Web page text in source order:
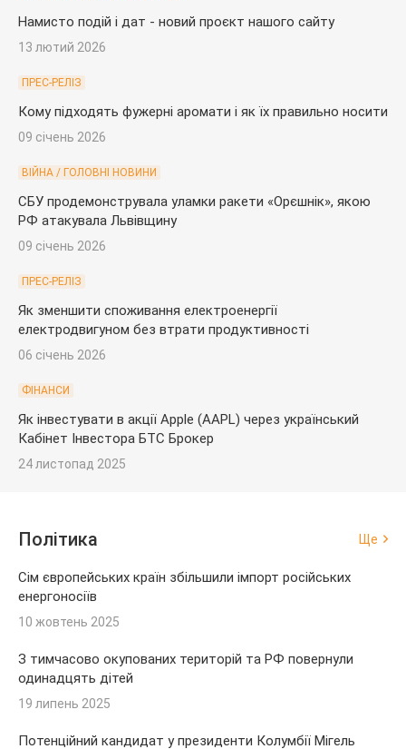
Намисто подій і дат - новий проєкт нашого сайту
13 лютий 2026
ПРЕС-РЕЛІЗ
Кому підходять фужерні аромати і як їх правильно носити
09 січень 2026
ВІЙНА / ГОЛОВНІ НОВИНИ
СБУ продемонструвала уламки ракети «Орєшнік», якою
РФ атакувала Львівщину
09 січень 2026
ПРЕС-РЕЛІЗ
Як зменшити споживання електроенергії
електродвигуном без втрати продуктивності
06 січень 2026
ФІНАНСИ
Як інвестувати в акції Apple (AAPL) через український
Кабінет Інвестора БТС Брокер
24 листопад 2025
Політика Ще
Сім європейських країн збільшили імпорт російських
енергоносіїв
10 жовтень 2025
З тимчасово окупованих територій та РФ повернули
одинадцять дітей
19 липень 2025
Потенційний кандидат у президенти Колумбії Мігель